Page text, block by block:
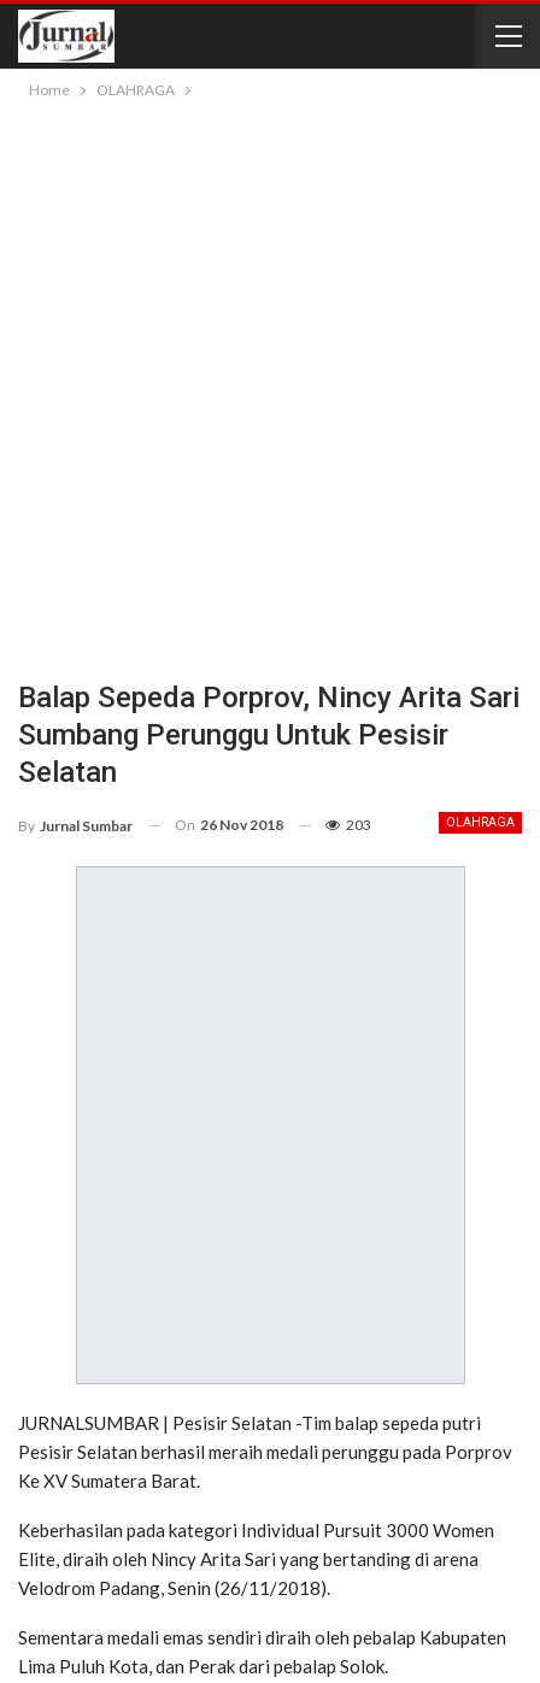
Home OLAHRAGA
Balap Sepeda Porprov, Nincy Arita Sari
Sumbang Perunggu Untuk Pesisir
Selatan
OLAHRAGA
By Jurnal Sumbar On 26 Nov 2018 203
JURNALSUMBAR | Pesisir Selatan -Tim balap sepeda putri
Pesisir Selatan berhasil meraih medali perunggu pada Porprov
Ke XV Sumatera Barat.
Keberhasilan pada kategori Individual Pursuit 3000 Women
Elite, diraih oleh Nincy Arita Sari yang bertanding di arena
Velodrom Padang, Senin (26/11/2018).
Sementara medali emas sendiri diraih oleh pebalap Kabupaten
Lima Puluh Kota, dan Perak dari pebalap Solok.